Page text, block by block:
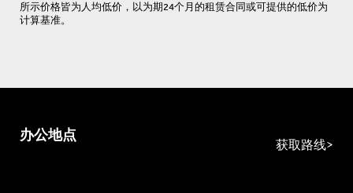
所示价格皆为人均低价，以为期24个月的租赁合同或可提供的低价为
计算基准。
办公地点
获取路线